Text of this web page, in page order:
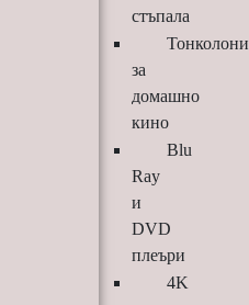
стъпала
Тонколони
за
домашно
кино
Blu
Ray
и
DVD
плеъри
4K